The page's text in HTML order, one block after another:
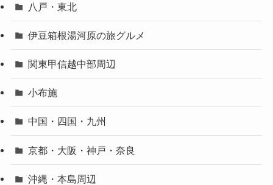
八戸・東北
伊豆箱根湯河原の旅グルメ
関東甲信越中部周辺
小布施
中国・四国・九州
京都・大阪・神戸・奈良
沖縄・本島周辺